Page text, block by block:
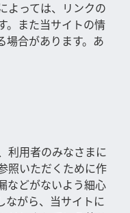
よっては、リンクの
。また当サイトの情
場合があります。あ
利用者のみなさまに
照いただくために作
などがないよう細心
ながら、当サイトに